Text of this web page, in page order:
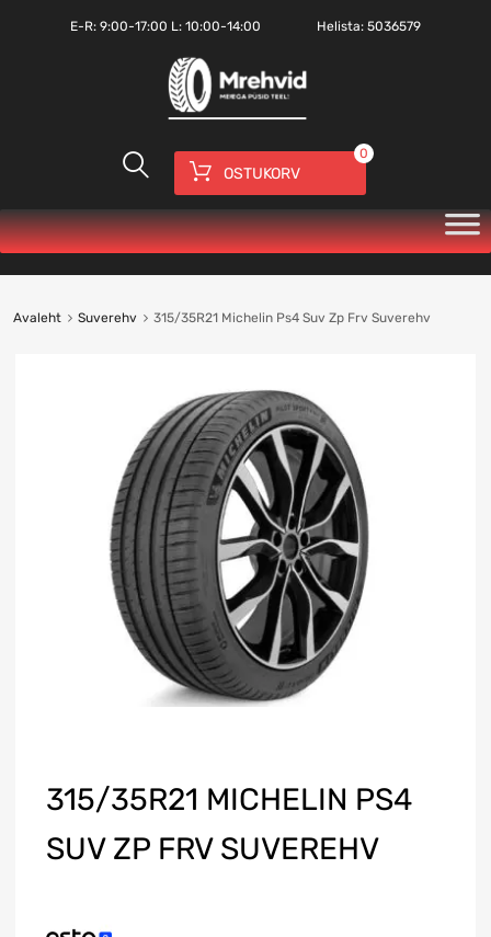
E-R: 9:00-17:00 L: 10:00-14:00 Helista:5036579
OSTUKORV
0
Avaleht Suverehv 315/35R21 Michelin Ps4 Suv Zp Frv Suverehv
315/35R21 MICHELIN PS4
SUV ZP FRV SUVEREHV